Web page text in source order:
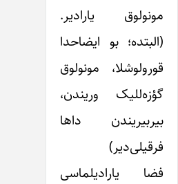
مونولوق یارادیر.
(البتده؛ بو ایضاحدا
قورولوشلا، مونولوق
گؤزه‌للیک وریندن،
بیربیریندن داها
فرقیلی‌دیر)
فضا یارادیلماسی